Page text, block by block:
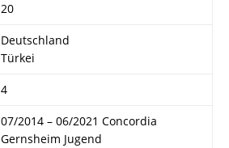
20
Deutschland
Türkei
4
07/2014 – 06/2021 Concordia
Gernsheim Jugend